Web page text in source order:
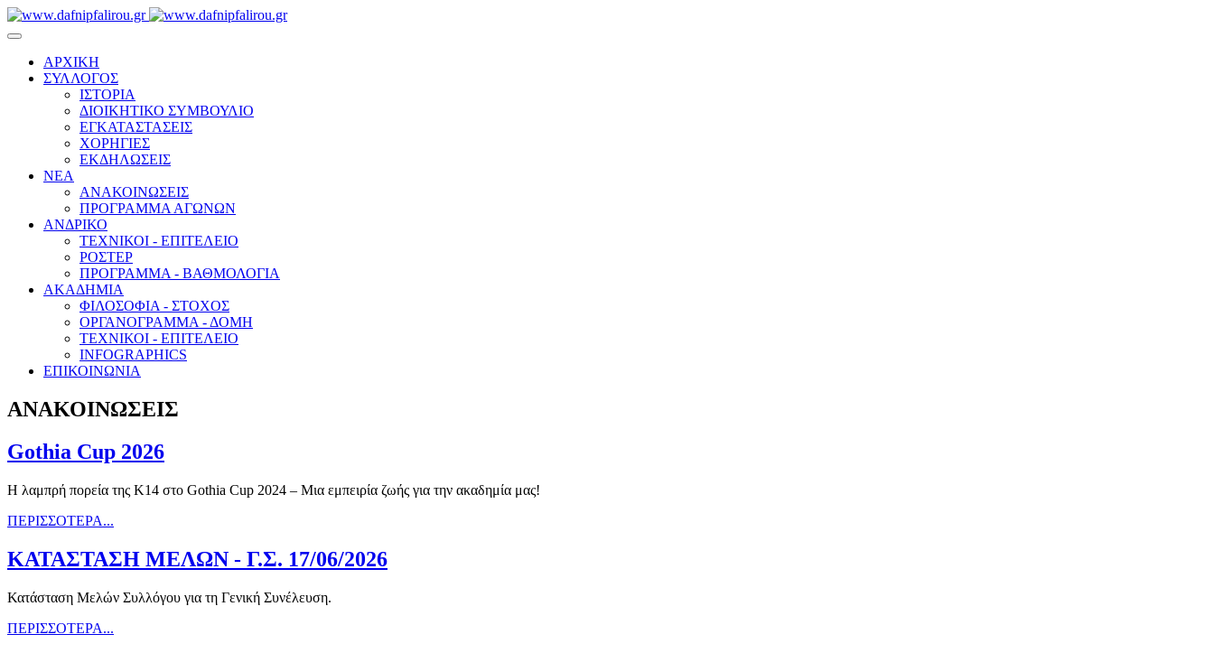
ΑΡΧΙΚΗ
ΣΥΛΛΟΓΟΣ
ΙΣΤΟΡΙΑ
ΔΙΟΙΚΗΤΙΚΟ ΣΥΜΒΟΥΛΙΟ
ΕΓΚΑΤΑΣΤΑΣΕΙΣ
ΧΟΡΗΓΙΕΣ
ΕΚΔΗΛΩΣΕΙΣ
ΝΕΑ
ΑΝΑΚΟΙΝΩΣΕΙΣ
ΠΡΟΓΡΑΜΜΑ ΑΓΩΝΩΝ
ΑΝΔΡΙΚΟ
ΤΕΧΝΙΚΟΙ - ΕΠΙΤΕΛΕΙΟ
ΡΟΣΤΕΡ
ΠΡΟΓΡΑΜΜΑ - ΒΑΘΜΟΛΟΓΙΑ
ΑΚΑΔΗΜΙΑ
ΦΙΛΟΣΟΦΙΑ - ΣΤΟΧΟΣ
ΟΡΓΑΝΟΓΡΑΜΜΑ - ΔΟΜΗ
ΤΕΧΝΙΚΟΙ - ΕΠΙΤΕΛΕΙΟ
INFOGRAPHICS
ΕΠΙΚΟΙΝΩΝΙΑ
ΑΝΑΚΟΙΝΩΣΕΙΣ
Gothia Cup 2026
Η λαμπρή πορεία της Κ14 στο Gothia Cup 2024 – Μια εμπειρία ζωής για την ακαδημία μας!
ΠΕΡΙΣΣΟΤΕΡΑ...
ΚΑΤΑΣΤΑΣΗ ΜΕΛΩΝ - Γ.Σ. 17/06/2026
Κατάσταση Μελών Συλλόγου για τη Γενική Συνέλευση.
ΠΕΡΙΣΣΟΤΕΡΑ...